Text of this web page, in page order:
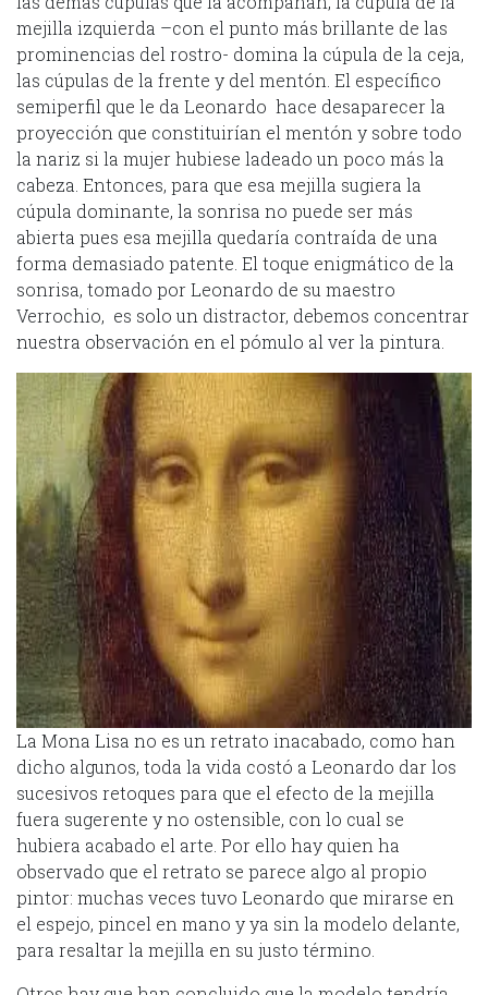
mejilla izquierda –con el punto más brillante de las
prominencias del rostro- domina la cúpula de la ceja,
las cúpulas de la frente y del mentón. El específico
semiperfil que le da Leonardo hace desaparecer la
proyección que constituirían el mentón y sobre todo
la nariz si la mujer hubiese ladeado un poco más la
cabeza. Entonces, para que esa mejilla sugiera la
cúpula dominante, la sonrisa no puede ser más
abierta pues esa mejilla quedaría contraída de una
forma demasiado patente. El toque enigmático de la
sonrisa, tomado por Leonardo de su maestro
Verrochio, es solo un distractor, debemos concentrar
nuestra observación en el pómulo al ver la pintura.
La Mona Lisa no es un retrato inacabado, como han
dicho algunos, toda la vida costó a Leonardo dar los
sucesivos retoques para que el efecto de la mejilla
fuera sugerente y no ostensible, con lo cual se
hubiera acabado el arte. Por ello hay quien ha
observado que el retrato se parece algo al propio
pintor: muchas veces tuvo Leonardo que mirarse en
el espejo, pincel en mano y ya sin la modelo delante,
para resaltar la mejilla en su justo término.